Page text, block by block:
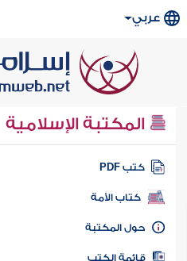
عربي
المكتبة الإسلامية
كتب PDF
كتاب الأمة